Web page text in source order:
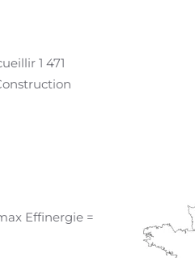
1 471
Effinergie =